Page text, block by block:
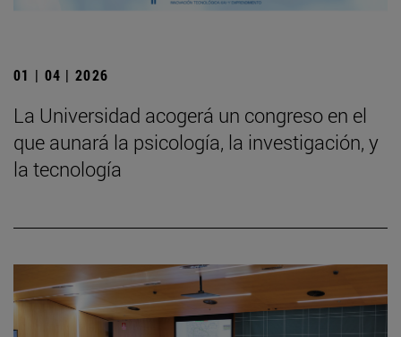
01 | 04 | 2026
La Universidad acogerá un congreso en el
que aunará la psicología, la investigación, y
la tecnología